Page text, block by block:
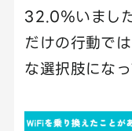
32.0％いまし
だけの行動で
な選択肢になっ